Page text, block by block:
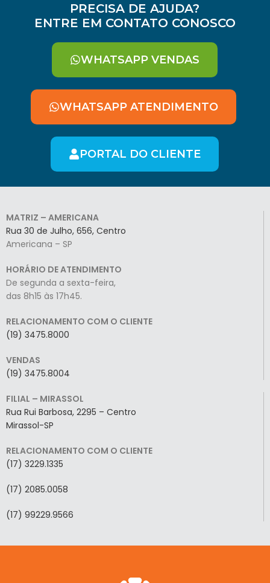
PRECISA DE AJUDA?
ENTRE EM CONTATO CONOSCO
WHATSAPP VENDAS
WHATSAPP ATENDIMENTO
PORTAL DO CLIENTE
MATRIZ – AMERICANA
Rua 30 de Julho, 656, Centro
Americana – SP
HORÁRIO DE ATENDIMENTO
De segunda a sexta-feira,
das 8h15 às 17h45.
RELACIONAMENTO COM O CLIENTE
(19) 3475.8000
VENDAS
(19) 3475.8004
FILIAL – MIRASSOL
Rua Rui Barbosa, 2295 – Centro
Mirassol-SP
RELACIONAMENTO COM O CLIENTE
(17) 3229.1335
(17) 2085.0058
(17) 99229.9566